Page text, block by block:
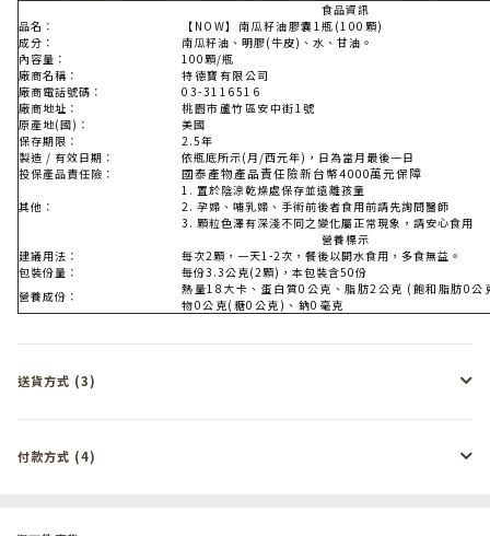
食品資訊
品名：
【NOW】南瓜籽油膠囊1瓶(100顆)
成分：
南瓜籽油、明膠(牛皮)、水、甘油。
內容量：
100顆/瓶
廠商名稱：
特德寶有限公司
廠商電話號碼：
03-3116516
廠商地址：
桃園市蘆竹區安中街1號
原產地(國)：
美國
保存期限：
2.5年
製造 / 有效日期：
依瓶底所示(月/西元年)，日為當月最後一日
投保產品責任險：
國泰產物 產品責任 險新台幣4000萬元保障
其他：
1. 置於陰涼乾燥處保存並遠離孩童
2. 孕婦、哺乳婦、手術前後者食用前請先詢問醫師
3. 顆粒色澤有深淺不同之變化屬正常現象，請安心食用
營養標示
建議用法：
每次2顆，一天1-2次，餐後以開水食用，多食無益。
包裝份量：
每份3.3公克(2顆)，本包裝含50份
營養成份：
熱量18大卡、蛋白質0公克、脂肪2公克 (飽和脂肪0公
物0公克(糖0公克)、鈉0毫克
送貨方式 (3)
付款方式 (4)